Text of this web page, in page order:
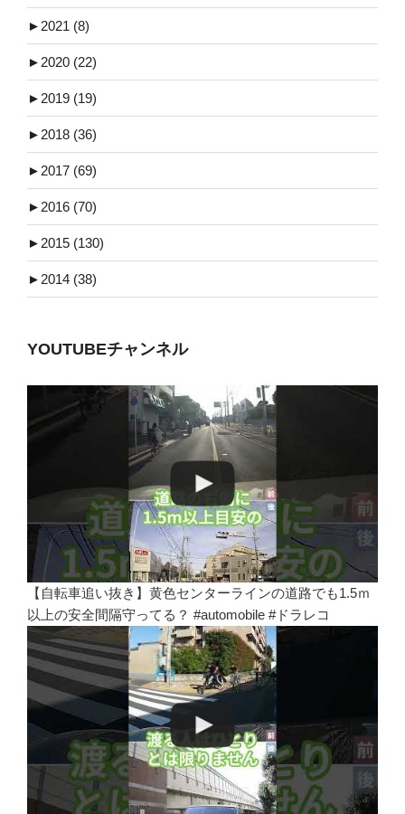
► 2021 (8)
► 2020 (22)
► 2019 (19)
► 2018 (36)
► 2017 (69)
► 2016 (70)
► 2015 (130)
► 2014 (38)
YOUTUBEチャンネル
【自転車追い抜き】黄色センターラインの道路でも1.5ｍ
以上の安全間隔守ってる？ #automobile #ドラレコ